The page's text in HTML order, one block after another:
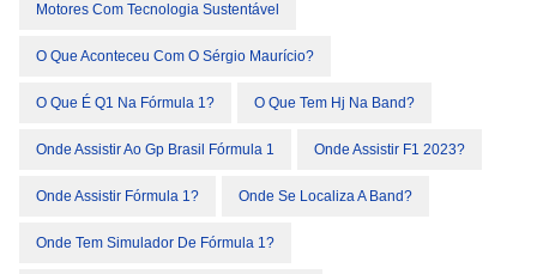
Motores Com Tecnologia Sustentável
O Que Aconteceu Com O Sérgio Maurício?
O Que É Q1 Na Fórmula 1? O Que Tem Hj Na Band?
Onde Assistir Ao Gp Brasil Fórmula 1 Onde Assistir F1 2023?
Onde Assistir Fórmula 1? Onde Se Localiza A Band?
Onde Tem Simulador De Fórmula 1?